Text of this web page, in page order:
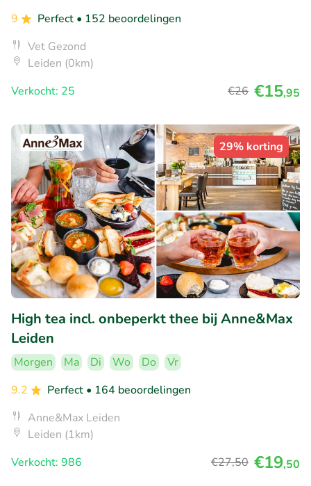
9
Perfect • 152 beoordelingen
Vet Gezond
Leiden (0km)
Verkocht: 25
€26 €15,95
29% korting
High tea incl. onbeperkt thee bij Anne&Max
Leiden
Morgen Ma Di Wo Do
Vr
9.2
Perfect • 164 beoordelingen
Anne&Max Leiden
Leiden (1km)
Verkocht: 986
€27,50 €19,50